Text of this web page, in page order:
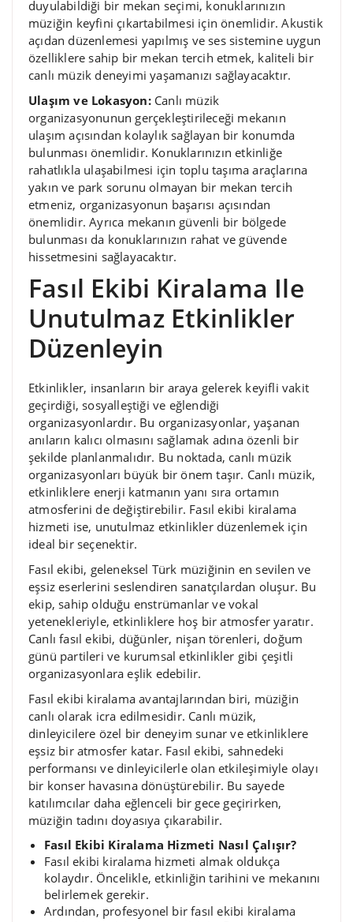
duyulabildiği bir mekan seçimi, konuklarınızın
müziğin keyfini çıkartabilmesi için önemlidir. Akustik
açıdan düzenlemesi yapılmış ve ses sistemine uygun
özelliklere sahip bir mekan tercih etmek, kaliteli bir
canlı müzik deneyimi yaşamanızı sağlayacaktır.
Ulaşım ve Lokasyon:Canlı müzik
organizasyonunun gerçekleştirileceği mekanın
ulaşım açısından kolaylık sağlayan bir konumda
bulunması önemlidir. Konuklarınızın etkinliğe
rahatlıkla ulaşabilmesi için toplu taşıma araçlarına
yakın ve park sorunu olmayan bir mekan tercih
etmeniz, organizasyonun başarısı açısından
önemlidir. Ayrıca mekanın güvenli bir bölgede
bulunması da konuklarınızın rahat ve güvende
hissetmesini sağlayacaktır.
Fasıl Ekibi Kiralama Ile
Unutulmaz Etkinlikler
Düzenleyin
Etkinlikler, insanların bir araya gelerek keyifli vakit
geçirdiği, sosyalleştiği ve eğlendiği
organizasyonlardır. Bu organizasyonlar, yaşanan
anıların kalıcı olmasını sağlamak adına özenli bir
şekilde planlanmalıdır. Bu noktada, canlı müzik
organizasyonları büyük bir önem taşır. Canlı müzik,
etkinliklere enerji katmanın yanı sıra ortamın
atmosferini de değiştirebilir. Fasıl ekibi kiralama
hizmeti ise, unutulmaz etkinlikler düzenlemek için
ideal bir seçenektir.
Fasıl ekibi, geleneksel Türk müziğinin en sevilen ve
eşsiz eserlerini seslendiren sanatçılardan oluşur. Bu
ekip, sahip olduğu enstrümanlar ve vokal
yetenekleriyle, etkinliklere hoş bir atmosfer yaratır.
Canlı fasıl ekibi, düğünler, nişan törenleri, doğum
günü partileri ve kurumsal etkinlikler gibi çeşitli
organizasyonlara eşlik edebilir.
Fasıl ekibi kiralama avantajlarından biri, müziğin
canlı olarak icra edilmesidir. Canlı müzik,
dinleyicilere özel bir deneyim sunar ve etkinliklere
eşsiz bir atmosfer katar. Fasıl ekibi, sahnedeki
performansı ve dinleyicilerle olan etkileşimiyle olayı
bir konser havasına dönüştürebilir. Bu sayede
katılımcılar daha eğlenceli bir gece geçirirken,
müziğin tadını doyasıya çıkarabilir.
Fasıl Ekibi Kiralama Hizmeti Nasıl Çalışır?
Fasıl ekibi kiralama hizmeti almak oldukça
kolaydır. Öncelikle, etkinliğin tarihini ve mekanını
belirlemek gerekir.
Ardından, profesyonel bir fasıl ekibi kiralama